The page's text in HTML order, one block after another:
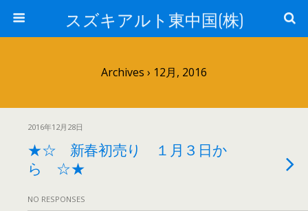
スズキアルト東中国(株)
Archives › 12月, 2016
2016年12月28日
★☆ 新春初売り １月３日か
ら ☆★
NO RESPONSES